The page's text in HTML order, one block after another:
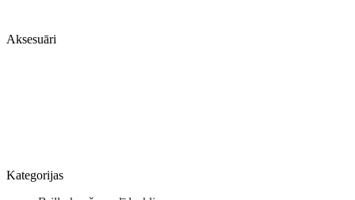
Aksesuāri
Kategorijas